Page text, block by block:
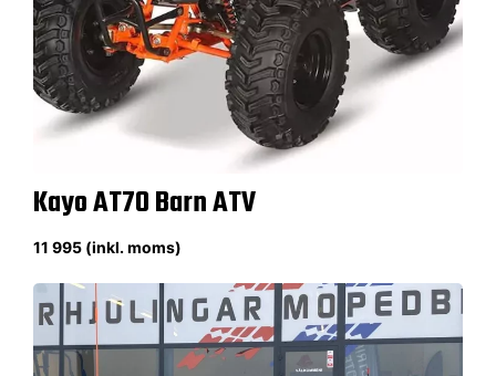
Kayo AT70 Barn ATV
11 995 (inkl. moms)